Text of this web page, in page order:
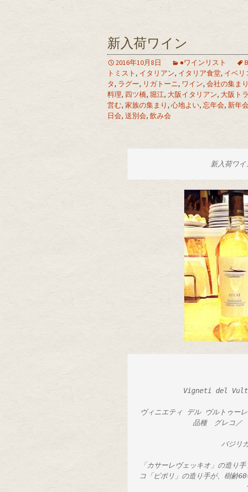
新入荷ワイン
2016年10月8日 ●ワインリスト
トミスト , イタリアン, イタリア食堂, イベリ
タ, ラグー, リガトーニ, ワイン, 会社の集まり
料理, 四ツ橋, 堀江, 大阪イタリアン, 大阪ト
営む, 家族の集まり , 心地よい, 忘年会, 新年
日会, 送別会, 飲み会
新入荷ワイ
Vigneti del
ヴィニエティ デル ヴルトゥー
バジリ
「カサーレヴェッキオ」の造り
コ「ピポリ」の造り手が、樹齢